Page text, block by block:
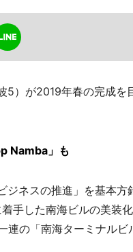
）が2019年春の完成を
Namba」も
ネスの推進」を基本方
手した南海ビルの美装化
連の「南海ターミナルビ